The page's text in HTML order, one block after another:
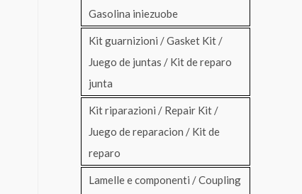
Gasolina iniezuobe
Kit guarnizioni / Gasket Kit /
Juego de juntas / Kit de reparo
junta
Kit riparazioni / Repair Kit /
Juego de reparacion / Kit de
reparo
Lamelle e componenti / Coupling